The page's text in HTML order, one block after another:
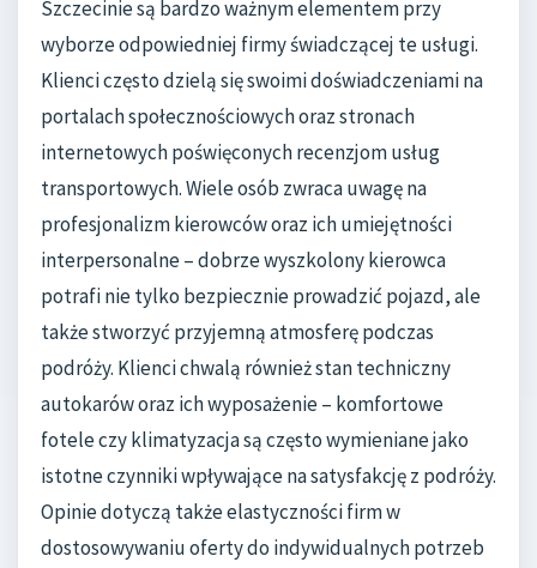
Szczecinie są bardzo ważnym elementem przy
wyborze odpowiedniej firmy świadczącej te usługi.
Klienci często dzielą się swoimi doświadczeniami na
portalach społecznościowych oraz stronach
internetowych poświęconych recenzjom usług
transportowych. Wiele osób zwraca uwagę na
profesjonalizm kierowców oraz ich umiejętności
interpersonalne – dobrze wyszkolony kierowca
potrafi nie tylko bezpiecznie prowadzić pojazd, ale
także stworzyć przyjemną atmosferę podczas
podróży. Klienci chwalą również stan techniczny
autokarów oraz ich wyposażenie – komfortowe
fotele czy klimatyzacja są często wymieniane jako
istotne czynniki wpływające na satysfakcję z podróży.
Opinie dotyczą także elastyczności firm w
dostosowywaniu oferty do indywidualnych potrzeb